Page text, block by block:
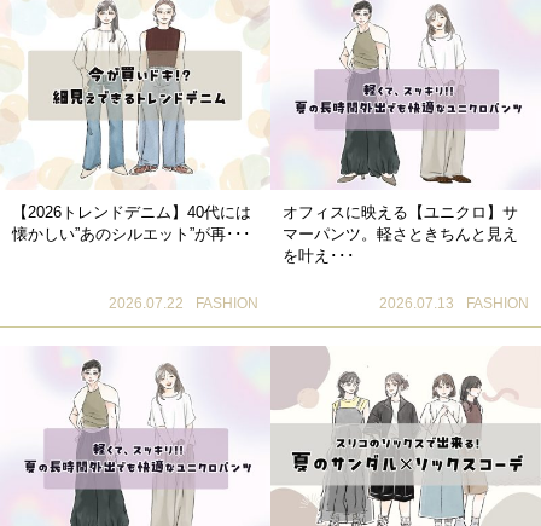
【2026トレンドデニム】40代には
懐かしい”あのシルエット”が再･･･
2026.07.22 FASHION
オフィスに映える【ユニクロ】サ
マーパンツ。軽さときちんと見え
を叶え･･･
2026.07.13 FASHION